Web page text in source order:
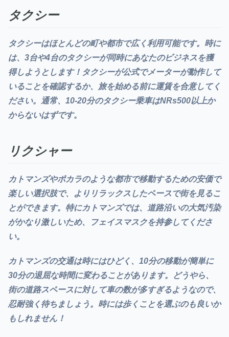
タクシー
タクシーはほとんどの町や都市で広く利用可能です。時に
は、3台や4台のタクシーが同時にあなたのビジネスを獲
得しようとします！タクシーが公式でメーターが動作して
いることを確認するか、旅を始める前に運賃を合意してく
ださい。通常、10-20分のタクシー乗車はNRs500以上か
からないはずです。
リクシャー
カトマンズやポカラのような都市で移動するための安価で
楽しい選択肢で、よりリラックスしたペースで街を見るこ
とができます。 特にカトマンズでは、道路沿いの大気汚染
がかなり激しいため、フェイスマスクを持参してくださ
い。
カトマンズの交通は時にはひどく、10分の移動が簡単に
30分の退屈な時間に変わることがあります。どうやら、
街の道路スペースに対して車の数が多すぎるようなので、
忍耐強く待ちましょう。時には歩くことを選ぶのも良いか
もしれません！